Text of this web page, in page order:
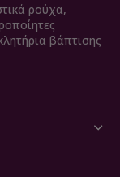
ρούχα,
βάπτισης